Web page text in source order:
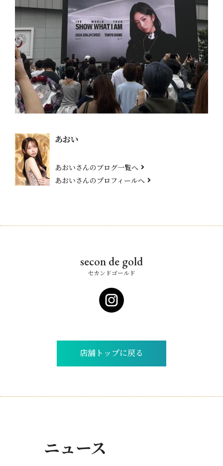
あおい
あおいさんのブログ一覧へ
あおいさんのプロフィールへ
secon de gold
セカンドゴールド
店舗トップに戻る
ニュース